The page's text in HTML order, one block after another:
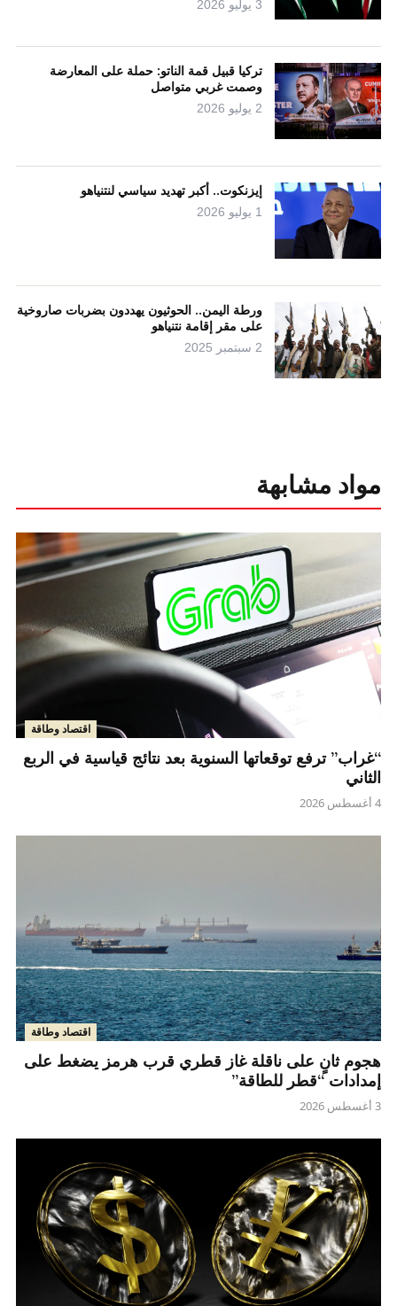
3 يوليو 2026
تركيا قبيل قمة الناتو: حملة على المعارضة
وصمت غربي متواصل
2 يوليو 2026
إيزنكوت.. أكبر تهديد سياسي لنتنياهو
1 يوليو 2026
ورطة اليمن.. الحوثيون يهددون بضربات صاروخية
على مقر إقامة نتنياهو
2 سبتمبر 2025
مواد مشابهة
اقتصاد وطاقة
“غراب” ترفع توقعاتها السنوية بعد نتائج قياسية في الربع
الثاني
4 أغسطس 2026
اقتصاد وطاقة
هجوم ثانٍ على ناقلة غاز قطري قرب هرمز يضغط على
إمدادات “قطر للطاقة”
3 أغسطس 2026